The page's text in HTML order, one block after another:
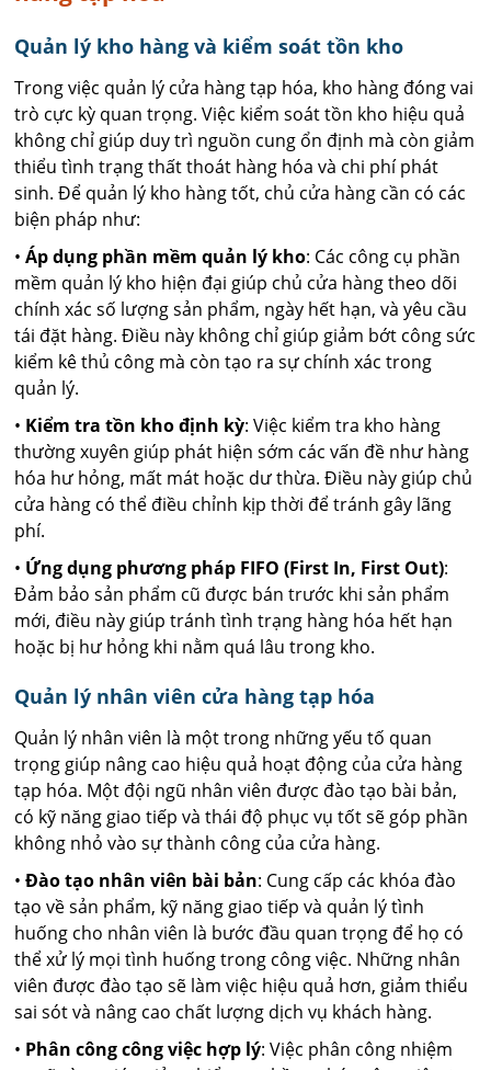
Quản lý kho hàng và kiểm soát tồn kho
Trong việc quản lý cửa hàng tạp hóa, kho hàng đóng vai
trò cực kỳ quan trọng. Việc kiểm soát tồn kho hiệu quả
không chỉ giúp duy trì nguồn cung ổn định mà còn giảm
thiểu tình trạng thất thoát hàng hóa và chi phí phát
sinh. Để quản lý kho hàng tốt, chủ cửa hàng cần có các
biện pháp như:
•Áp dụng phần mềm quản lý kho: Các công cụ phần
mềm quản lý kho hiện đại giúp chủ cửa hàng theo dõi
chính xác số lượng sản phẩm, ngày hết hạn, và yêu cầu
tái đặt hàng. Điều này không chỉ giúp giảm bớt công sức
kiểm kê thủ công mà còn tạo ra sự chính xác trong
quản lý.
• Kiểm tra tồn kho định kỳ: Việc kiểm tra kho hàng
thường xuyên giúp phát hiện sớm các vấn đề như hàng
hóa hư hỏng, mất mát hoặc dư thừa. Điều này giúp chủ
cửa hàng có thể điều chỉnh kịp thời để tránh gây lãng
phí.
• Ứng dụng phương pháp FIFO (First In, First Out):
Đảm bảo sản phẩm cũ được bán trước khi sản phẩm
mới, điều này giúp tránh tình trạng hàng hóa hết hạn
hoặc bị hư hỏng khi nằm quá lâu trong kho.
Quản lý nhân viên cửa hàng tạp hóa
Quản lý nhân viên là một trong những yếu tố quan
trọng giúp nâng cao hiệu quả hoạt động của cửa hàng
tạp hóa. Một đội ngũ nhân viên được đào tạo bài bản,
có kỹ năng giao tiếp và thái độ phục vụ tốt sẽ góp phần
không nhỏ vào sự thành công của cửa hàng.
•Đào tạo nhân viên bài bản: Cung cấp các khóa đào
tạo về sản phẩm, kỹ năng giao tiếp và quản lý tình
huống cho nhân viên là bước đầu quan trọng để họ có
thể xử lý mọi tình huống trong công việc. Những nhân
viên được đào tạo sẽ làm việc hiệu quả hơn, giảm thiểu
sai sót và nâng cao chất lượng dịch vụ khách hàng.
• Phân công công việc hợp lý: Việc phân công nhiệm